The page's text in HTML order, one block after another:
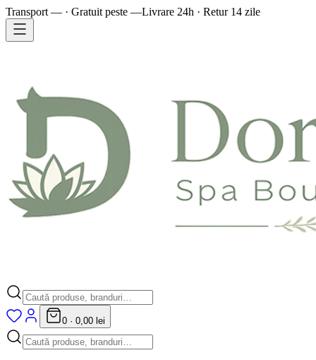
Transport — · Gratuit peste —Livrare 24h · Retur 14 zile
0 · 0,00 lei